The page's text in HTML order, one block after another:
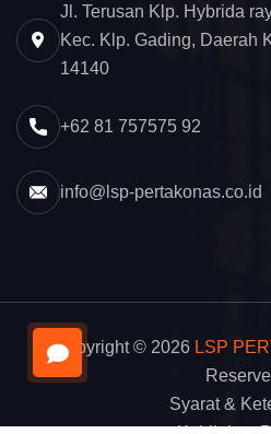
Jl. Terusan Klp. Hybrida
Kec. Klp. Gading, Daerah
14140
+62 81 757575 92
info@lsp-pertakonas.co.id
Copyright © 2026 LSP
Syarat &